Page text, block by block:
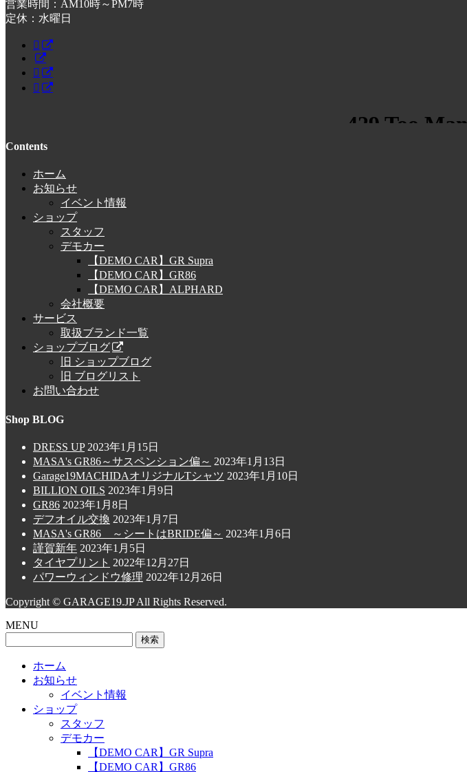
営業時間：AM10時～PM7時
定休：水曜日
Contents
ホーム
お知らせ
イベント情報
ショップ
スタッフ
デモカー
【DEMO CAR】GR Supra
【DEMO CAR】GR86
【DEMO CAR】ALPHARD
会社概要
サービス
取扱ブランド一覧
ショップブログ
旧 ショップブログ
旧 ブログリスト
お問い合わせ
Shop BLOG
DRESS UP 2023年1月15日
MASA's GR86～サスペンション偏～ 2023年1月13日
Garage19MACHIDAオリジナルTシャツ 2023年1月10日
BILLION OILS 2023年1月9日
GR86 2023年1月8日
デフオイル交換 2023年1月7日
MASA's GR86 ～シートはBRIDE偏～ 2023年1月6日
謹賀新年 2023年1月5日
タイヤプリント 2022年12月27日
パワーウィンドウ修理 2022年12月26日
Copyright © GARAGE19.JP All Rights Reserved.
MENU
ホーム
お知らせ
イベント情報
ショップ
スタッフ
デモカー
【DEMO CAR】GR Supra
【DEMO CAR】GR86